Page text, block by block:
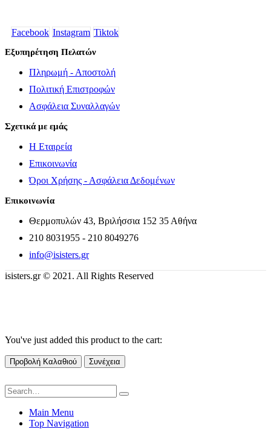
Facebook Instagram Tiktok
Εξυπηρέτηση Πελατών
Πληρωμή - Αποστολή
Πολιτική Επιστροφών
Ασφάλεια Συναλλαγών
Σχετικά με εμάς
Η Εταιρεία
Επικοινωνία
Όροι Χρήσης - Ασφάλεια Δεδομένων
Επικοινωνία
Θερμοπυλών 43, Βριλήσσια 152 35 Αθήνα
210 8031955 - 210 8049276
info@isisters.gr
isisters.gr © 2021. All Rights Reserved
You've just added this product to the cart:
Προβολή Καλαθιού Συνέχεια
Main Menu
Top Navigation